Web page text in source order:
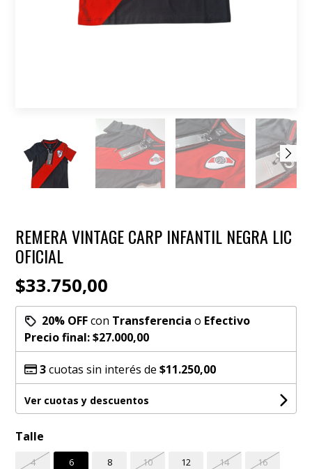
REMERA VINTAGE CARP INFANTIL NEGRA LIC
OFICIAL
$33.750,00
20% OFFcon Transferencia o Efectivo
Precio final:$27.000,00
3cuotas sin interés de$11.250,00
Ver cuotas y descuentos
Talle
4 6 8 10 12 14 16